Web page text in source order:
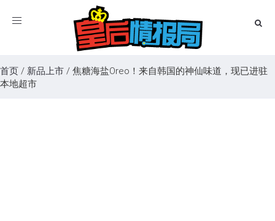
Toggle
首页 / 新品上市 / 焦糖海盐Oreo！来自韩国的神仙味道，现已进驻
本地超市